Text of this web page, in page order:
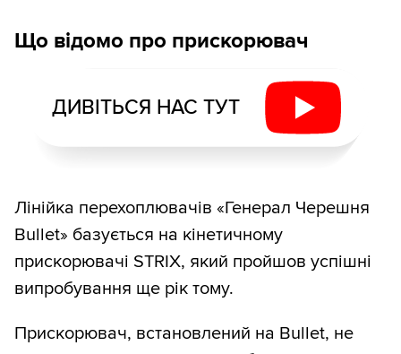
Що відомо про прискорювач
ДИВІТЬСЯ НАС ТУТ
Лінійка перехоплювачів «Генерал Черешня
Bullet» базується на кінетичному
прискорювачі STRIX, який пройшов успішні
випробування ще рік тому.
Прискорювач, встановлений на Bullet, не